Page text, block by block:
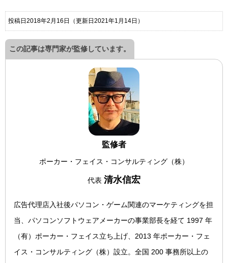
投稿日2018年2月16日 （更新日2021年1月14日）
この記事は専門家が監修しています。
監修者
ポーカー・フェイス・コンサルティング（株）
代表 清水信宏
広告代理店入社後パソコン・ゲーム関連のマーケティングを担
当、パソコンソフトウェアメーカーの事業部長を経て 1997 年
（有）ポーカー・フェイス立ち上げ、2013 年ポーカー・フェ
イス・コンサルティング（株）設立。全国 200 事務所以上の